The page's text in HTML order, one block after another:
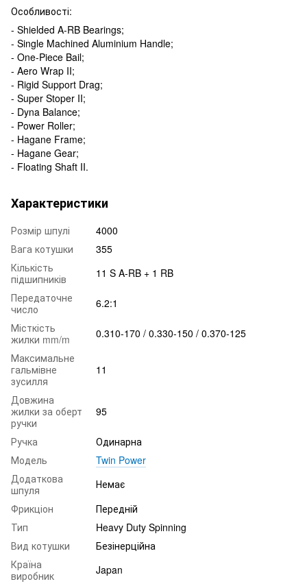
Особливості:
- Shielded A-RB Bearings;
- Single Machined Aluminium Handle;
- One-Piece Bail;
- Aero Wrap II;
- Rigid Support Drag;
- Super Stoper II;
- Dyna Balance;
- Power Roller;
- Hagane Frame;
- Hagane Gear;
- Floating Shaft II.
Характеристики
Розмір шпулі
4000
Вага котушки
355
Кількість
підшипників
11 S A-RB + 1 RB
Передаточне
число
6.2:1
Місткість
жилки mm/m
0.310-170 / 0.330-150 / 0.370-125
Максимальне
гальмівне
зусилля
11
Довжина
жилки за оберт
ручки
95
Ручка
Одинарна
Модель
Twin Power
Додаткова
шпуля
Немає
Фрикціон
Передній
Тип
Heavy Duty Spinning
Вид котушки
Безінерційна
Країна
виробник
Japan